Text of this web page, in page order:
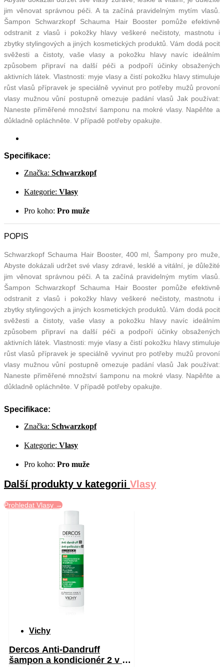
jim věnovat správnou péči. A ta začíná pravidelným mytím vlasů.
Šampon Schwarzkopf Schauma Hair Booster pomůže efektivně
odstranit z vlasů i pokožky hlavy veškeré nečistoty, mastnotu i
zbytky stylingových a jiných kosmetických produktů. Vám dodá pocit
svěžesti a čistoty, vaše vlasy a pokožku hlavy navíc ideálním
způsobem připraví na další péči a podpoří účinky obsažených
aktivních látek. Vlastnosti: myje vlasy a čistí pokožku hlavy stimuluje
růst vlasů přípravek je speciálně vyvinut pro potřeby mužů provoní
vlasy mužnou vůní postupně omezuje padání vlasů Jak používat:
Naneste přiměřené množství šamponu na mokré vlasy. Napěňte a
důkladně opláchněte. V případě potřeby opakujte.
Specifikace:
Značka: Schwarzkopf
Kategorie: Vlasy
Pro koho: Pro muže
POPIS
Schwarzkopf Schauma Hair Booster, 400 ml, Šampony pro muže,
Abyste dokázali udržet své vlasy zdravé, lesklé a vitální, je důležité
jim věnovat správnou péči. A ta začíná pravidelným mytím vlasů.
Šampon Schwarzkopf Schauma Hair Booster pomůže efektivně
odstranit z vlasů i pokožky hlavy veškeré nečistoty, mastnotu i
zbytky stylingových a jiných kosmetických produktů. Vám dodá pocit
svěžesti a čistoty, vaše vlasy a pokožku hlavy navíc ideálním
způsobem připraví na další péči a podpoří účinky obsažených
aktivních látek. Vlastnosti: myje vlasy a čistí pokožku hlavy stimuluje
růst vlasů přípravek je speciálně vyvinut pro potřeby mužů provoní
vlasy mužnou vůní postupně omezuje padání vlasů Jak používat:
Naneste přiměřené množství šamponu na mokré vlasy. Napěňte a
důkladně opláchněte. V případě potřeby opakujte.
Specifikace:
Značka: Schwarzkopf
Kategorie: Vlasy
Pro koho: Pro muže
Další produkty v kategorii Vlasy
Prohledat Vlasy →
Vichy
Dercos Anti-Dandruff
šampon a kondicionér 2 v 1